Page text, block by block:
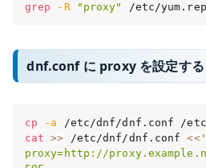
grep
-R "proxy" /etc/
dnf.conf に proxy を設定する
cp -a
cat
>> /etc/dnf/dnf.conf <<
proxy=http://